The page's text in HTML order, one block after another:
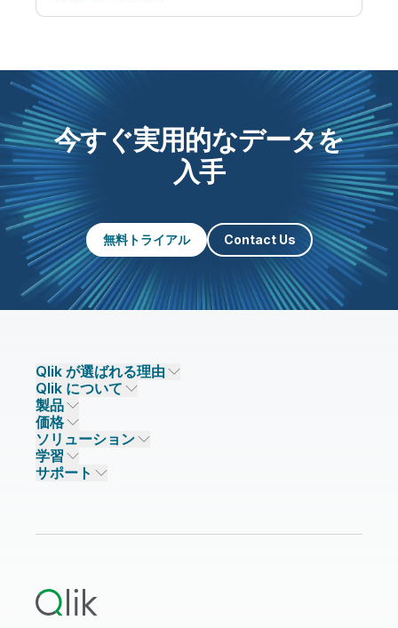
今すぐ実用的なデータを
入手
無料トライアル Contact Us
Qlik が選ばれる理由
Qlik が選ばれる理由
信頼とセキュリティ
信頼とプライバシー
信頼と AI
主なテクノロジーパートナー
データソースとターゲット
Qlik について
企業情報
採用情報
ニュースルーム
事業所 / 連絡先
製品
データ統合とデータ品質
Qlik Talend
Qlik Talend Cloud
Talend Data Fabric
Qlik Cloud Analytics
価格
データ統合
データ分析
AI / 機械学習
ソリューション
ソリューションパートナー
パートナー検索
学習
イベント
サポート